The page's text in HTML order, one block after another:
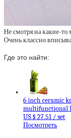
Не смотря на какие-то
Очень классно
Где это найти:
6 inch ceramic
multifunctional
US $ 27.51 / set
Посмотреть